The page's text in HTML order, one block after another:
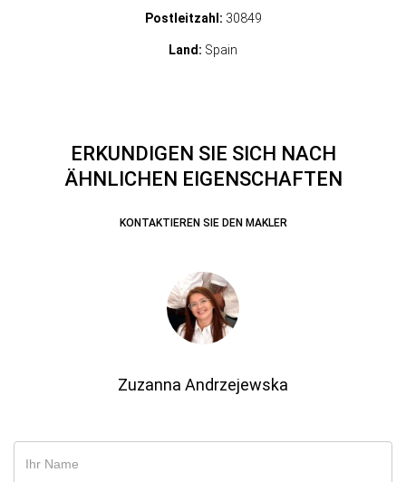
Postleitzahl: 30849
Land: Spain
ERKUNDIGEN SIE SICH NACH
ÄHNLICHEN EIGENSCHAFTEN
KONTAKTIEREN SIE DEN MAKLER
Zuzanna Andrzejewska